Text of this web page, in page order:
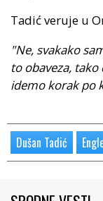
Tadić veruje u
"Ne, svakako
to obaveza,
idemo korak po
Dušan Tadić